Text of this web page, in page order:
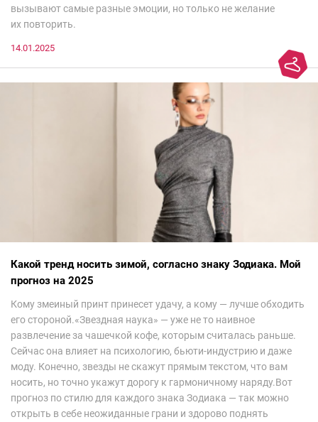
вызывают самые разные эмоции, но только не желание
их повторить.
14.01.2025
Какой тренд носить зимой, согласно знаку Зодиака. Мой
прогноз на 2025
Кому змеиный принт принесет удачу, а кому — лучше обходить
его стороной.«Звездная наука» — уже не то наивное
развлечение за чашечкой кофе, которым считалась раньше.
Сейчас она влияет на психологию, бьюти-индустрию и даже
моду. Конечно, звезды не скажут прямым текстом, что вам
носить, но точно укажут дорогу к гармоничному наряду.Вот
прогноз по стилю для каждого знака Зодиака — так можно
открыть в себе неожиданные грани и здорово поднять